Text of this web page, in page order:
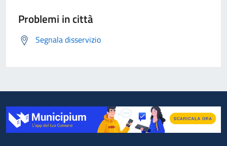
Problemi in città
Segnala disservizio